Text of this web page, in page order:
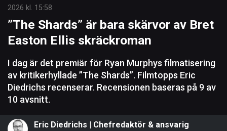
2026 kl. 15:58
”The Shards” är bara skärvor av Bret
Easton Ellis skräckroman
I dag är det premiär för Ryan Murphys filmatisering
av kritikerhyllade ”The Shards”. Filmtopps Eric
Diedrichs recenserar. Recensionen baseras på 9 av
10 avsnitt.
Eric Diedrichs | Chefredaktör & ansvarig